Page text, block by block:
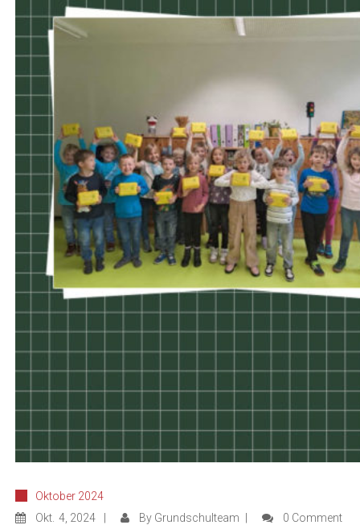
Oktober 2024
Okt. 4, 2024 By Grundschulteam 0 Comment